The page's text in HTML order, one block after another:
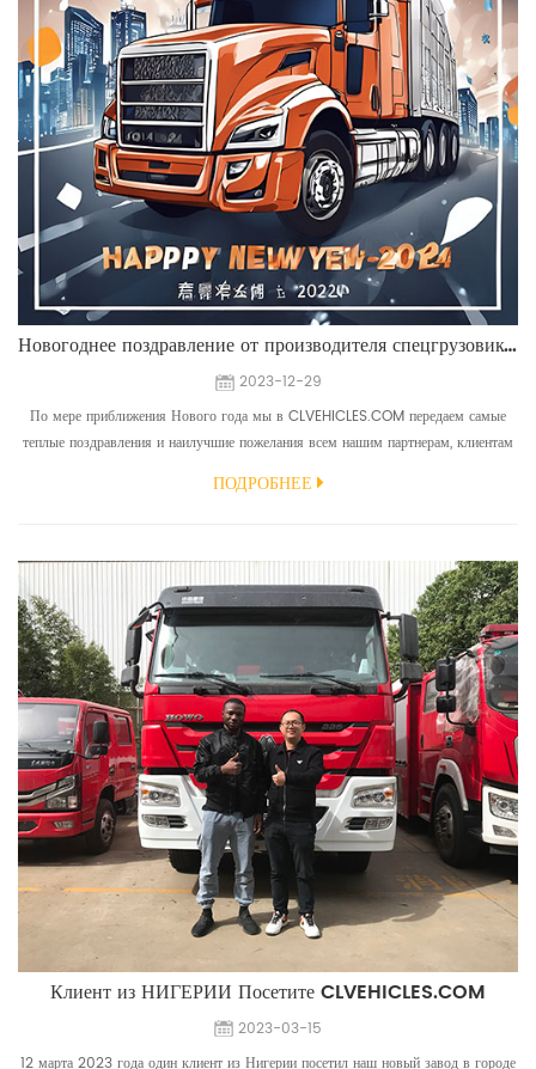
Новогоднее поздравление от производителя спецгрузовиков CLVEHICLES.COM
2023-12-29
По мере приближения Нового года мы в CLVEHICLES.COM передаем самые
теплые поздравления и наилучшие пожелания всем нашим партнерам, клиентам
благодарны за непоколебимую поддержку и доверие, которое вы оказываете
ПОДРОБНЕЕ
Клиент из НИГЕРИИ Посетите CLVEHICLES.COM
2023-03-15
12 марта 2023 года один клиент из Нигерии посетил наш новый завод в городе